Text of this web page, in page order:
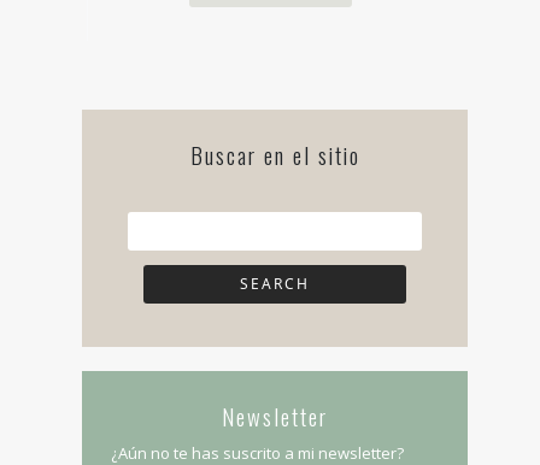
Buscar en el sitio
Newsletter
¿Aún no te has suscrito a mi newsletter?